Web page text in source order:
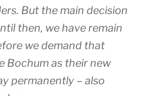
But the main decision
then, we have remain
we demand that
Bochum as their new
permanently – also